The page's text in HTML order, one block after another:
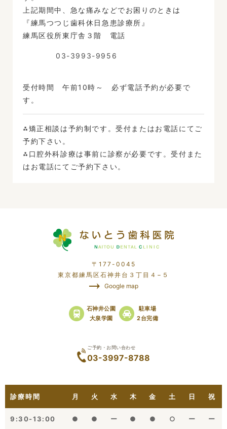
上記期間中、急な痛みなどでお困りのときは
『練馬つつじ歯科休日急患診療所』
練馬区役所東庁舎３階 電話
03-3993-9956
受付時間 午前10時～ 必ず電話予約が必要で
す。
⁂矯正相談は予約制です。受付またはお電話にてご
予約下さい。
⁂口腔外科診療は事前に診察が必要です。受付また
はお電話にてご予約下さい。
〒177-0045
東京都練馬区石神井台３丁目４−５
Google map
石神井公園
大泉学園
駐車場
2台完備
ご予約・お問い合わせ
03-3997-8788
診療時間 月 火 水 木 金 土 日 祝
9:30-13:00 ● ● ー ● ● ○ ー ー